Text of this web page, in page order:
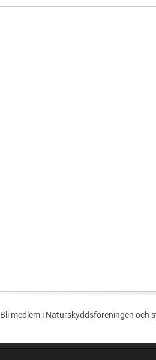
Bli medlem i Naturskyddsföreningen och